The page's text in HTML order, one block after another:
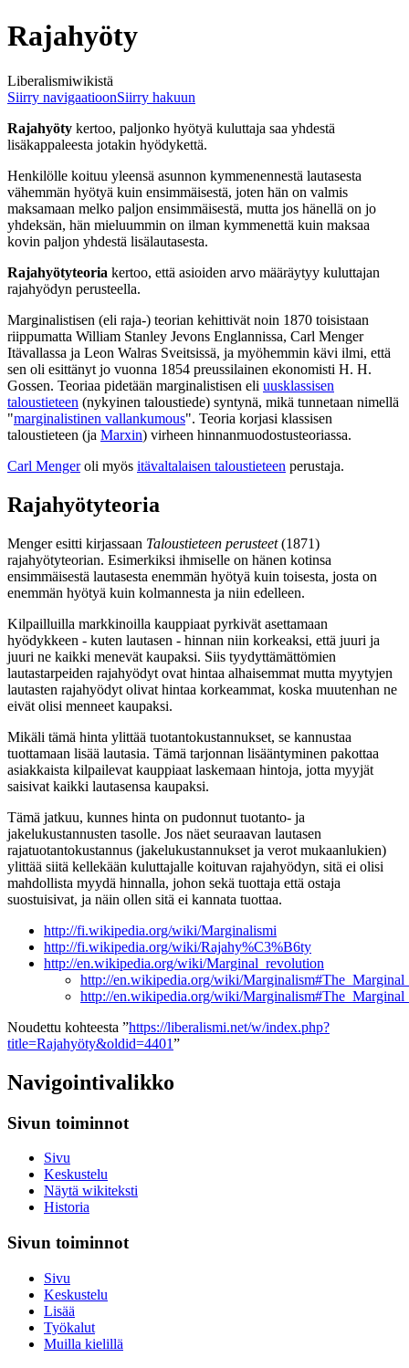
Rajahyöty
Liberalismiwikistä
Siirry navigaatioonSiirry hakuun
Rajahyöty kertoo, paljonko hyötyä kuluttaja saa yhdestä
lisäkappaleesta jotakin hyödykettä.
Henkilölle koituu yleensä asunnon kymmenennestä lautasesta
vähemmän hyötyä kuin ensimmäisestä, joten hän on valmis
maksamaan melko paljon ensimmäisestä, mutta jos hänellä on jo
yhdeksän, hän mieluummin on ilman kymmenettä kuin maksaa
kovin paljon yhdestä lisälautasesta.
Rajahyötyteoria kertoo, että asioiden arvo määräytyy kuluttajan
rajahyödyn perusteella.
Marginalistisen (eli raja-) teorian kehittivät noin 1870 toisistaan
riippumatta William Stanley Jevons Englannissa, Carl Menger
Itävallassa ja Leon Walras Sveitsissä, ja myöhemmin kävi ilmi, että
sen oli esittänyt jo vuonna 1854 preussilainen ekonomisti H. H.
Gossen. Teoriaa pidetään marginalistisen eli uusklassisen
taloustieteen (nykyinen taloustiede) syntynä, mikä tunnetaan nimellä
"marginalistinen vallankumous". Teoria korjasi klassisen
taloustieteen (ja Marxin) virheen hinnanmuodostusteoriassa.
Carl Mengeroli myös itävaltalaisen taloustieteen perustaja.
Rajahyötyteoria
Menger esitti kirjassaan Taloustieteen perusteet(1871)
rajahyötyteorian. Esimerkiksi ihmiselle on hänen kotinsa
ensimmäisestä lautasesta enemmän hyötyä kuin toisesta, josta on
enemmän hyötyä kuin kolmannesta ja niin edelleen.
Kilpailluilla markkinoilla kauppiaat pyrkivät asettamaan
hyödykkeen - kuten lautasen - hinnan niin korkeaksi, että juuri ja
juuri ne kaikki menevät kaupaksi. Siis tyydyttämättömien
lautastarpeiden rajahyödyt ovat hintaa alhaisemmat mutta myytyjen
lautasten rajahyödyt olivat hintaa korkeammat, koska muutenhan ne
eivät olisi menneet kaupaksi.
Mikäli tämä hinta ylittää tuotantokustannukset, se kannustaa
tuottamaan lisää lautasia. Tämä tarjonnan lisääntyminen pakottaa
asiakkaista kilpailevat kauppiaat laskemaan hintoja, jotta myyjät
saisivat kaikki lautasensa kaupaksi.
Tämä jatkuu, kunnes hinta on pudonnut tuotanto- ja
jakelukustannusten tasolle. Jos näet seuraavan lautasen
rajatuotantokustannus (jakelukustannukset ja verot mukaanlukien)
ylittää siitä kellekään kuluttajalle koituvan rajahyödyn, sitä ei olisi
mahdollista myydä hinnalla, johon sekä tuottaja että ostaja
suostuisivat, ja näin ollen sitä ei kannata tuottaa.
http://fi.wikipedia.org/wiki/Marginalismi
http://fi.wikipedia.org/wiki/Rajahy%C3%B6ty
http://en.wikipedia.org/wiki/Marginal_revolution
http://en.wikipedia.org/wiki/
http://en.wikipedia.org/wiki/
Noudettu kohteesta ”https://liberalismi.net/w/index.php?
title=Rajahyöty&oldid=4401”
Navigointivalikko
Sivun toiminnot
Sivu
Keskustelu
Näytä wikiteksti
Historia
Sivun toiminnot
Sivu
Keskustelu
Lisää
Työkalut
Muilla kielillä